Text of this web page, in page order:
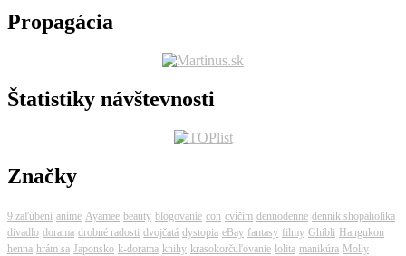
Propagácia
Štatistiky návštevnosti
Značky
9 zaľúbení anime Ayamee beauty blogovanie con cvičím dennodenne denník shopaholika
divadlo dorama drobné radosti dvojčatá dystopia eBay fantasy filmy Ghibli Hangukon
henna hrám sa Japonsko k-dorama knihy krasokorčuľovanie lolita manikúra Molly